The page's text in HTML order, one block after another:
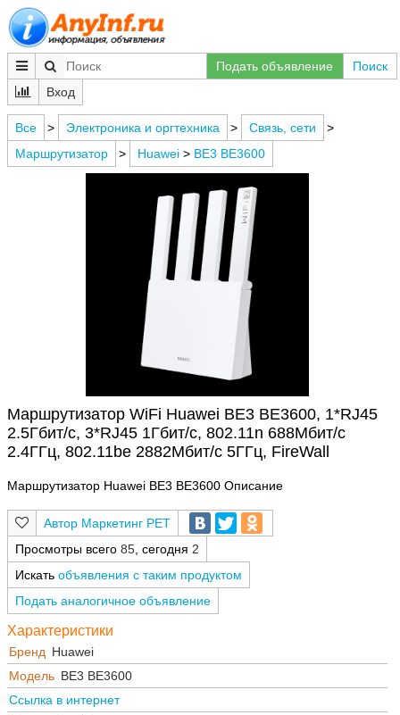
Подать объявление
Поиск
Вход
Все > Электроника и оргтехника > Связь, сети
>
Маршрутизатор
> Huawei > BE3 BE3600
Маршрутизатор WiFi Huawei BE3 BE3600, 1*RJ45
2.5Гбит/с, 3*RJ45 1Гбит/с, 802.11n 688Мбит/с
2.4ГГц, 802.11be 2882Мбит/с 5ГГц, FireWall
Маршрутизатор Huawei BE3 BE3600 Описание
Маркетинг РЕТ
Просмотры всего 85 , сегодня 2
Искать объявления с таким продуктом
Подать аналогичное объявление
Характеристики
Бренд Huawei
Модель BE3 BE3600
Ссылка в интернет